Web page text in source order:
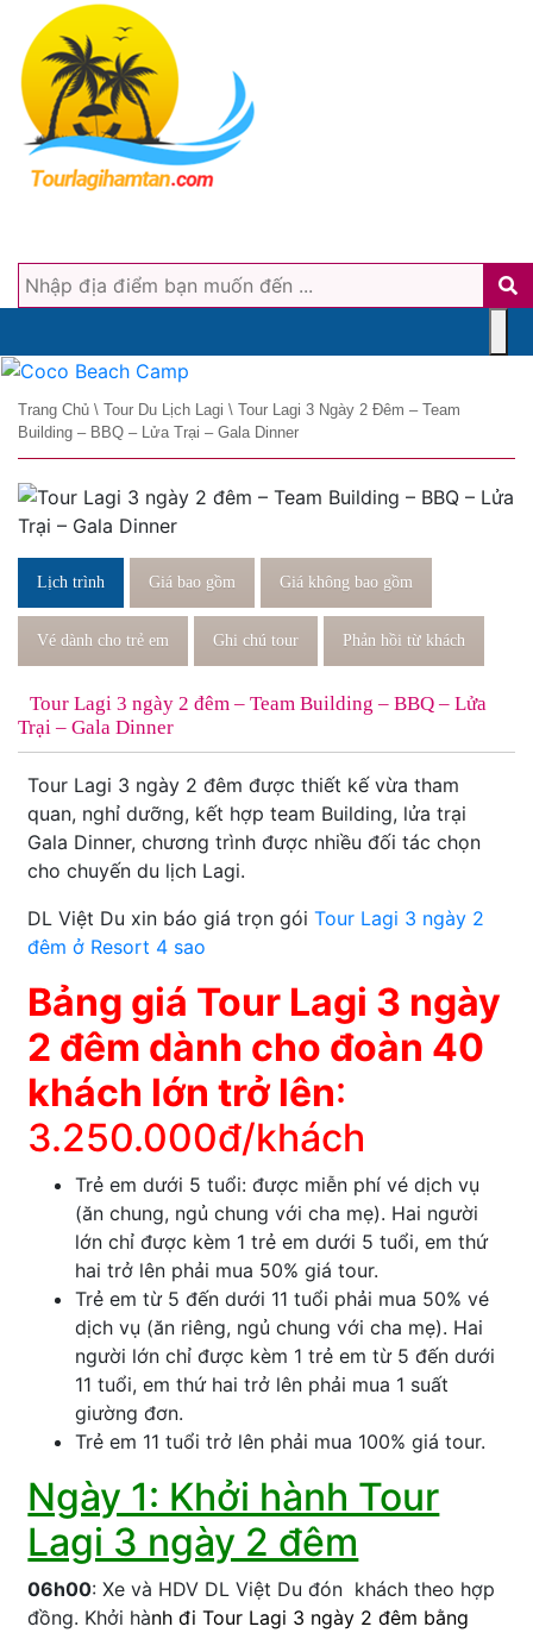
Trang Chủ \ Tour Du Lịch Lagi \ Tour Lagi 3 Ngày 2 Đêm – Team
Building – BBQ – Lửa Trại – Gala Dinner
Lịch trình Giá bao gồm Giá không bao gồm
Vé dành cho trẻ em Ghi chú tour Phản hồi từ khách
Tour Lagi 3 ngày 2 đêm – Team Building – BBQ – Lửa
Trại – Gala Dinner
Tour Lagi 3 ngày 2 đêm được thiết kế vừa tham
quan, nghỉ dưỡng, kết hợp team Building, lửa trại
Gala Dinner, chương trình được nhiều đối tác chọn
cho chuyến du lịch Lagi.
DL Việt Du xin báo giá trọn góiTour Lagi 3 ngày 2
đêm ở Resort 4 sao
Bảng giá Tour Lagi 3 ngày
2 đêm dành cho đoàn 40
khách lớn trở lên:
3.250.000đ/khách
Trẻ em dưới 5 tuổi: được miễn phí vé dịch vụ
(ăn chung, ngủ chung với cha mẹ). Hai người
lớn chỉ được kèm 1 trẻ em dưới 5 tuổi, em thứ
hai trở lên phải mua 50% giá tour.
Trẻ em từ 5 đến dưới 11 tuổi phải mua 50% vé
dịch vụ (ăn riêng, ngủ chung với cha mẹ). Hai
người lớn chỉ được kèm 1 trẻ em từ 5 đến dưới
11 tuổi, em thứ hai trở lên phải mua 1 suất
giường đơn.
Trẻ em 11 tuổi trở lên phải mua 100% giá tour.
Ngày 1: Khởi hành Tour
Lagi 3 ngày 2 đêm
06h00: Xe và HDV DL Việt Du đón khách theo hợp
đồng. Khởi hành đi Tour Lagi 3 ngày 2 đêm bằng